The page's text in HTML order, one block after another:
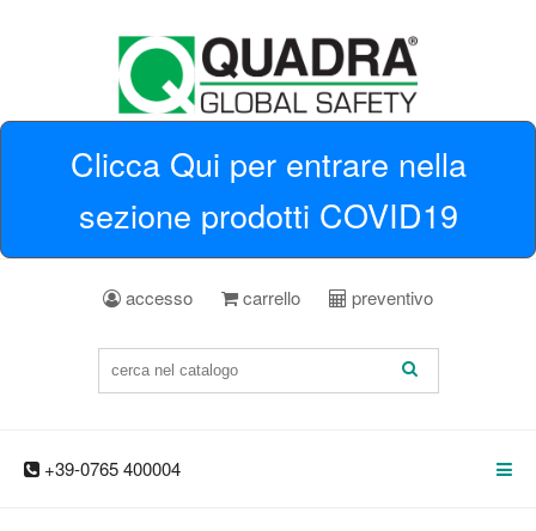
Clicca Qui per entrare nella
sezione prodotti COVID19
accesso carrello preventivo
+39-0765 400004